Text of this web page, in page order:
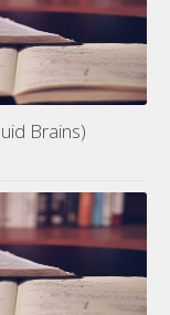
Brains)